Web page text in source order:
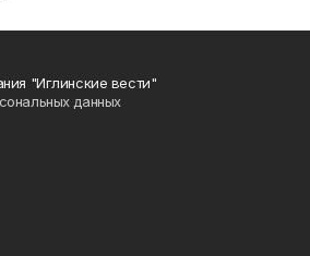
"Иглинские вести"
данных